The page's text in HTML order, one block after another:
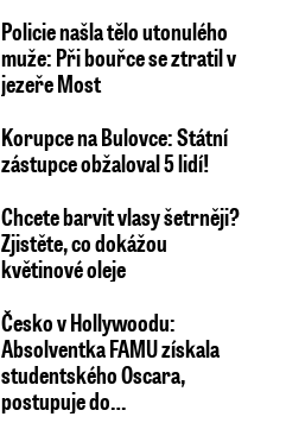
Policie našla tělo utonulého
muže: Při bouřce se ztratil v
jezeře Most
Korupce na Bulovce: Státní
zástupce obžaloval 5 lidí!
Chcete barvit vlasy šetrněji?
Zjistěte, co dokážou
květinové oleje
Česko v Hollywoodu:
Absolventka FAMU získala
studentského Oscara,
postupuje do…